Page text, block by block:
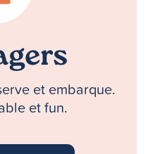
et embarque.
et fun.